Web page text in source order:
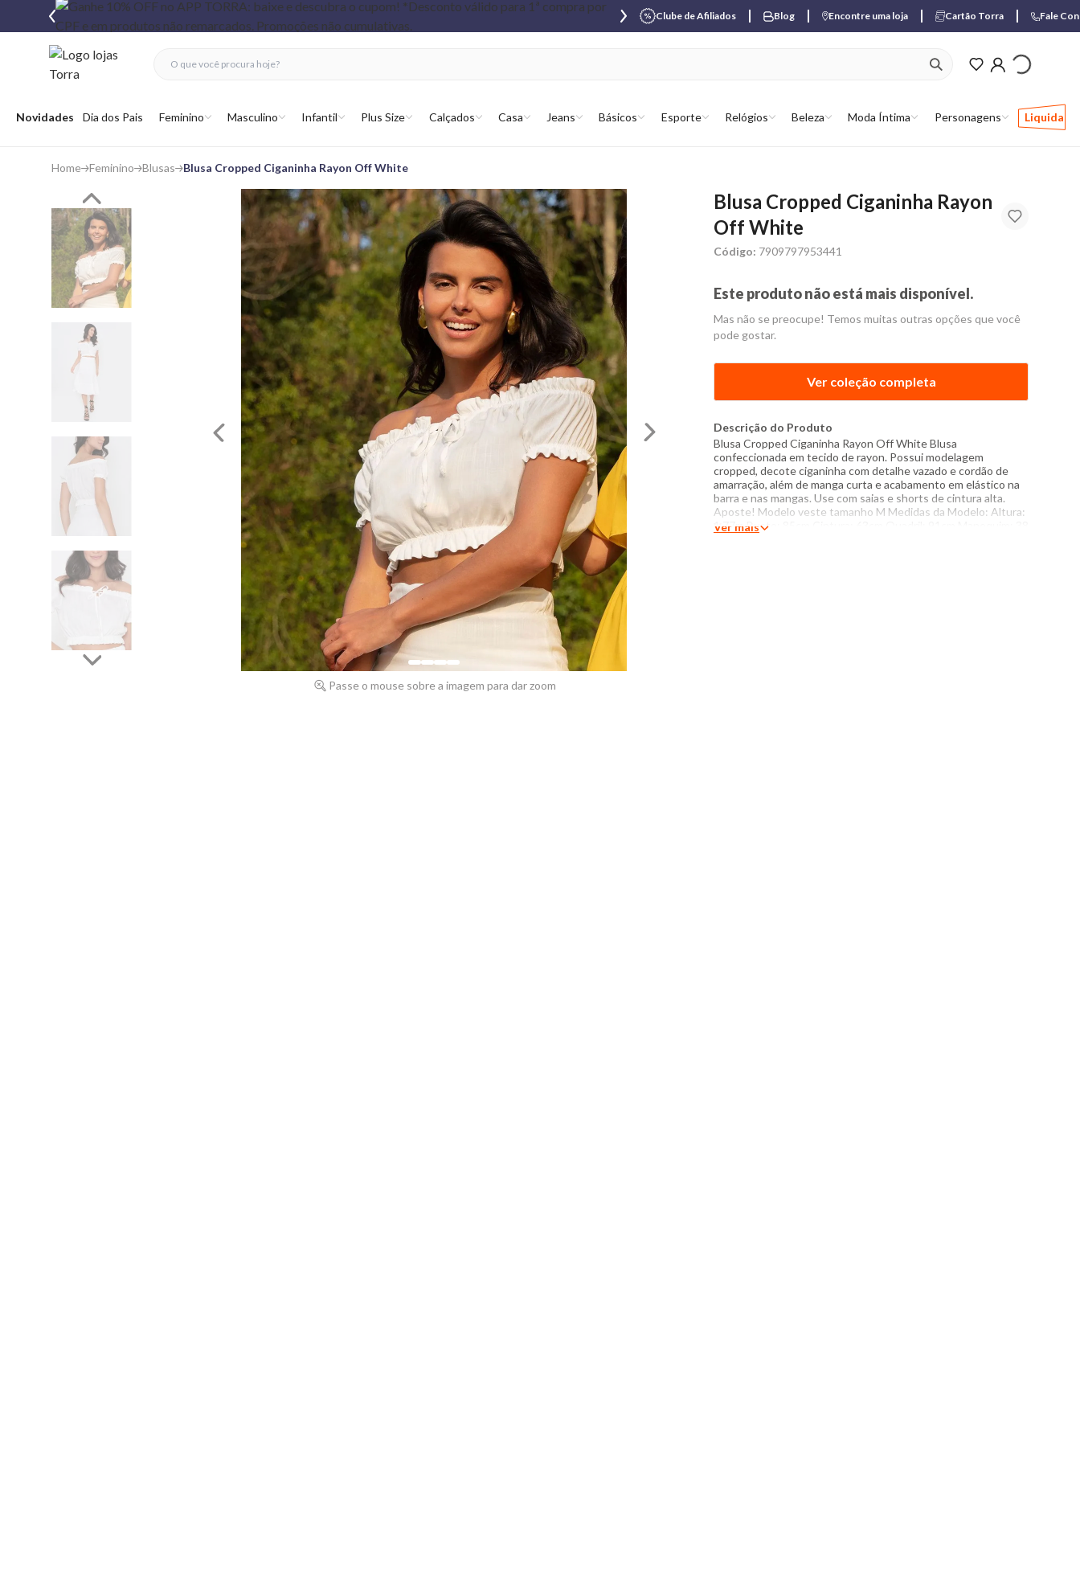
Clube de Afiliados Blog Encontre uma loja Cartão Torra Fale
Abrir menu
Novidades Dia dos Pais Feminino Masculino Infantil Plus Size Calçados Casa Jeans Básicos Esporte Relógios Beleza Moda Íntima Personagens Liquida
ver produtos
fechar menu
fechar menu
favoritos
Home Feminino Blusas Blusa Cropped Ciganinha Rayon Off White
Passe o mouse sobre a imagem para dar zoom
Blusa Cropped Ciganinha Rayon
Off White
Código: 7909797953441
Este produto não está mais disponível.
Mas não se preocupe! Temos muitas outras opções que você
pode gostar.
Ver coleção completa
Descrição do Produto
Blusa Cropped Ciganinha Rayon Off White Blusa
confeccionada em tecido de rayon. Possui modelagem
cropped, decote ciganinha com detalhe vazado e cordão de
amarração, além de manga curta e acabamento em elástico na
barra e nas mangas. Use com saias e shorts de cintura alta.
Aposte! Modelo veste tamanho M Medidas da Modelo: Altura:
1,77m Busto: 85cm Cintura: 63cm Quadril: 91cm Manequim: 38
Ver mais